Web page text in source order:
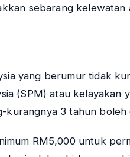
sebarang kelewatan
yang berumur tidak
(SPM) atau
kurangnya 3 tahun
RM5,000 untuk